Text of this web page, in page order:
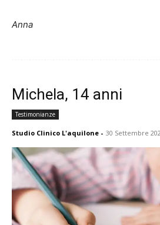
Anna
Michela, 14 anni
Testimonianze
Studio Clinico L'aquilone - 30 Settembre